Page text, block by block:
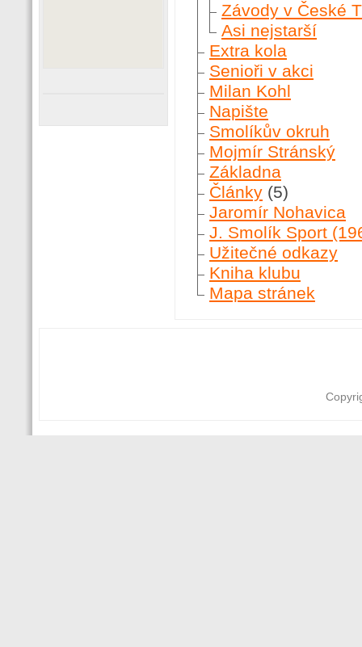
Závody v České
Asi nejstarší
Extra kola
Senioři v akci
Milan Kohl
Napište
Smolíkův okruh
Mojmír Stránský
Základna
Články (5)
Jaromír Nohavica
J. Smolík Sport
Užitečné odkazy
Kniha klubu
Mapa stránek